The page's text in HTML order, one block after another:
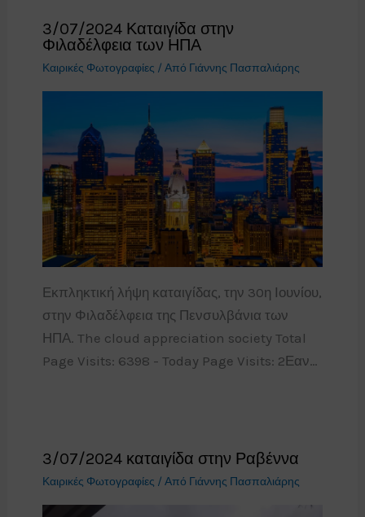
3/07/2024 Καταιγίδα στην
Φιλαδέλφεια των ΗΠΑ
Καιρικές Φωτογραφίες / Από Γιάννης Πασπαλιάρης
Εκπληκτική λήψη καταιγίδας, την 30η Ιουνίου,
στην Φιλαδέλφεια της Πενσυλβάνια των
ΗΠΑ. The cloud appreciation society Total
Page Visits: 6398 - Today Page Visits: 2Εαν…
3/07/2024 καταιγίδα στην Ραβέννα
Καιρικές Φωτογραφίες / Από Γιάννης Πασπαλιάρης